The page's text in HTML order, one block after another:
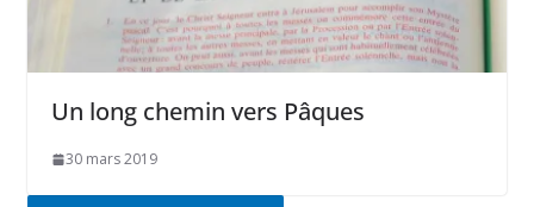
Un long chemin vers Pâques
30 mars 2019